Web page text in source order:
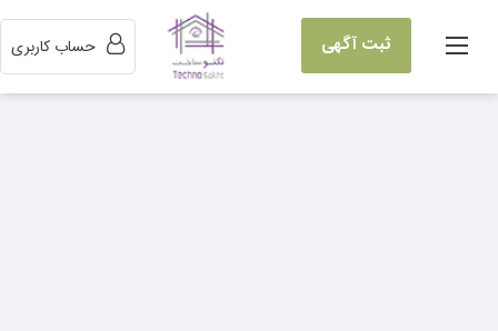
ثبت آگهی حساب کاربری